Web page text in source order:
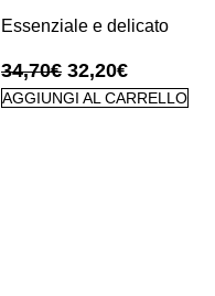
Essenziale e delicato
34,70€ 32,20€
AGGIUNGI AL CARRELLO